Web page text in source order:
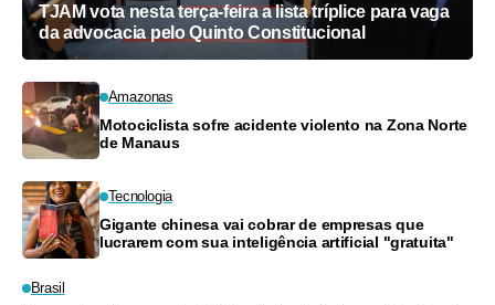
TJAM vota nesta terça-feira a lista tríplice para vaga
da advocacia pelo Quinto Constitucional
Amazonas
Motociclista sofre acidente violento na Zona Norte
de Manaus
Tecnologia
Gigante chinesa vai cobrar de empresas que
lucrarem com sua inteligência artificial "gratuita"
Brasil